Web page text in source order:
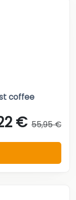
coffee
€ 55,95 €